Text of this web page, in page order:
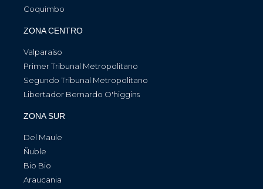
Coquimbo
ZONA CENTRO
Valparaíso
Primer Tribunal Metropolitano
Segundo Tribunal Metropolitano
Libertador Bernardo O'higgins
ZONA SUR
Del Maule
Ñuble
Bio Bio
Araucania